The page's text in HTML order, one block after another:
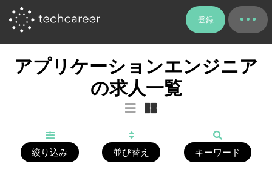
登録
アプリケーションエンジニア
の求人一覧
絞り込み 並び替え キーワード